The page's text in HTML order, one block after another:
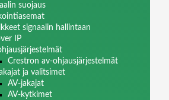
suojaus
signaalin hallintaan
IP
Crestron av-ohjausjärjestelmät
ja valitsimet
AV-jakajat
AV-kytkimet